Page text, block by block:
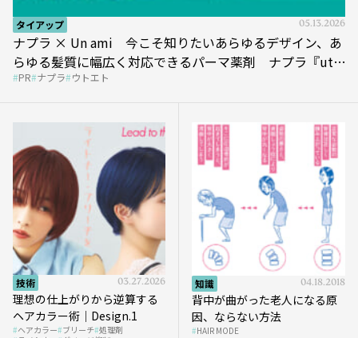
タイアップ 05.13.2026
ナプラ × Un ami 今こそ知りたいあらゆるデザイン、あ
らゆる髪質に幅広く対応できるパーマ薬剤 ナプラ『ut-
et』
PR ナプラ ウトエト
技術 03.27.2026
理想の仕上がりから逆算する
ヘアカラー術｜Design.1
ヘアカラー ブリーチ 処理剤
知識 04.18.2018
背中が曲がった老人になる原
因、ならない方法
HAIR MODE